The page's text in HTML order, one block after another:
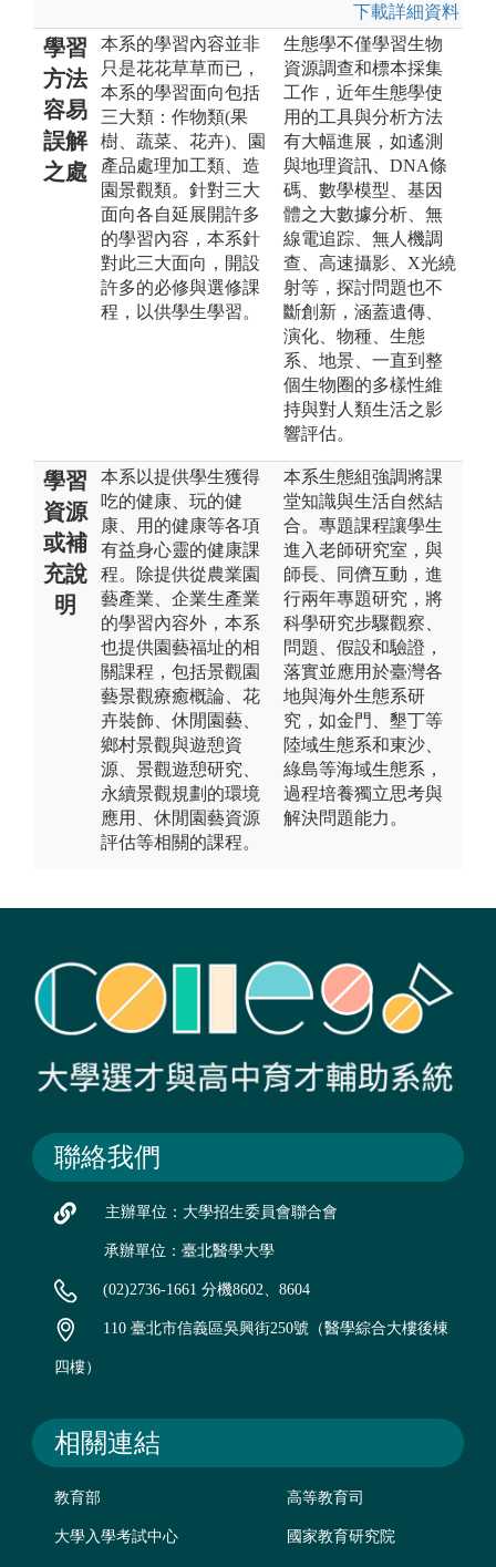
下載詳細資料
學習
方法
容易
誤解
之處
本系的學習內容並非
只是花花草草而已，
本系的學習面向包括
三大類：作物類(果
樹、蔬菜、花卉)、園
產品處理加工類、造
園景觀類。針對三大
面向各自延展開許多
的學習內容，本系針
對此三大面向，開設
許多的必修與選修課
程，以供學生學習。
生態學不僅學習生物
資源調查和標本採集
工作，近年生態學使
用的工具與分析方法
有大幅進展，如遙測
與地理資訊、DNA條
碼、數學模型、基因
體之大數據分析、無
線電追踪、無人機調
查、高速攝影、X光繞
射等，探討問題也不
斷創新，涵蓋遺傳、
演化、物種、生態
系、地景、一直到整
個生物圈的多樣性維
持與對人類生活之影
響評估。
學習
資源
或補
充說
明
本系以提供學生獲得
吃的健康、玩的健
康、用的健康等各項
有益身心靈的健康課
程。除提供從農業園
藝產業、企業生產業
的學習內容外，本系
也提供園藝福址的相
關課程，包括景觀園
藝景觀療癒概論、花
卉裝飾、休閒園藝、
鄉村景觀與遊憩資
源、景觀遊憩研究、
永續景觀規劃的環境
應用、休閒園藝資源
評估等相關的課程。
本系生態組強調將課
堂知識與生活自然結
合。專題課程讓學生
進入老師研究室，與
師長、同儕互動，進
行兩年專題研究，將
科學研究步驟觀察、
問題、假設和驗證，
落實並應用於臺灣各
地與海外生態系研
究，如金門、墾丁等
陸域生態系和東沙、
綠島等海域生態系，
過程培養獨立思考與
解決問題能力。
聯絡我們
主辦單位：大學招生委員會聯合會
承辦單位：臺北醫學大學
(02)2736-1661 分機8602、8604
110 臺北市信義區吳興街250號（醫學綜合大樓後棟
四樓）
相關連結
教育部 高等教育司
大學入學考試中心 國家教育研究院